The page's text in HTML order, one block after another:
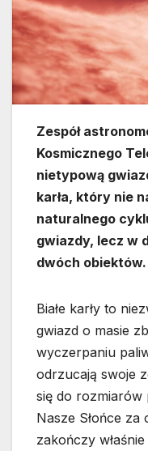
Zespół
Kosmicznego
nietypową
karła, który nie
naturalnego
gwiazdy, lecz w
dwóch obiektów.
Białe karły to
gwiazd o masie
wyczerpaniu
odrzucają swoje
się do rozmiarów
Nasze Słońce za
zakończy